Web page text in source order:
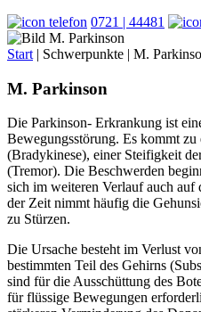
0721 | 44481
Start | Schwerpunkte | M.
M. Parkinson
Die Parkinson- Erkrankung ist
Bewegungsstörung. Es kommt
(Bradykinese), einer Steifigkeit
(Tremor). Die Beschwerden
sich im weiteren Verlauf auch auf
der Zeit nimmt häufig die
zu Stürzen.
Die Ursache besteht im Verlust
bestimmten Teil des Gehirns
sind für die Ausschüttung des
für flüssige Bewegungen